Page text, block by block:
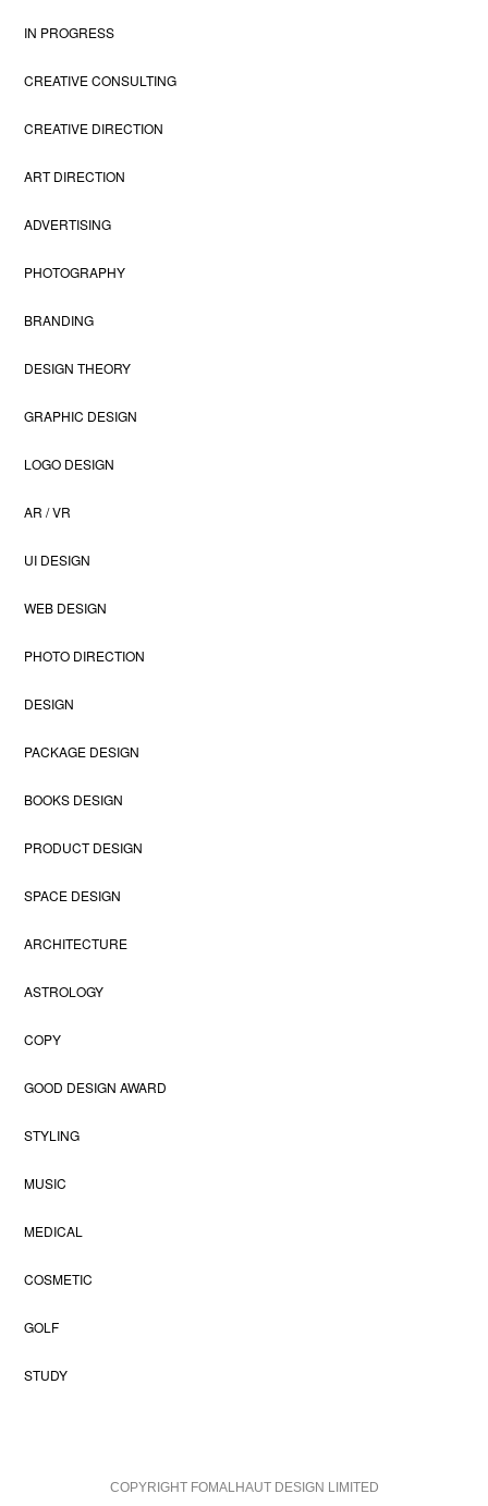
IN PROGRESS
CREATIVE CONSULTING
CREATIVE DIRECTION
ART DIRECTION
ADVERTISING
PHOTOGRAPHY
BRANDING
DESIGN THEORY
GRAPHIC DESIGN
LOGO DESIGN
AR / VR
UI DESIGN
WEB DESIGN
PHOTO DIRECTION
DESIGN
PACKAGE DESIGN
BOOKS DESIGN
PRODUCT DESIGN
SPACE DESIGN
ARCHITECTURE
ASTROLOGY
COPY
GOOD DESIGN AWARD
STYLING
MUSIC
MEDICAL
COSMETIC
GOLF
STUDY
COPYRIGHT FOMALHAUT DESIGN LIMITED